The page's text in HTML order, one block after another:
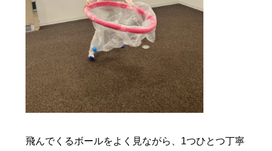
飛んでくるボールをよく見ながら、1つひとつ丁寧